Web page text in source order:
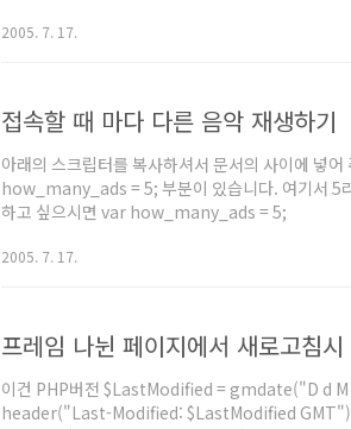
추가하라는 의미 입니다. 메타태그로 웹브라우즈
2005. 7. 17.
접속할 때 마다 다른 음악 재생하기
아래의 스크립터를 복사하셔서 문서의 사이에 넣
how_many_ads = 5; 부분이 있습니다. 여기서 5
하고 싶으시면 var how_many_ads = 5;
2005. 7. 17.
프레임 나뉜 페이지에서 새로고침
이건 PHP버전 $LastModified = gmdate("D d
header("Last-Modified: $LastModified